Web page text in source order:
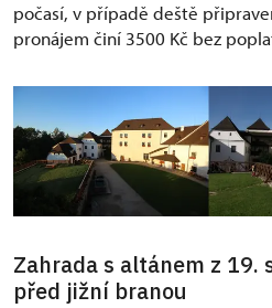
počasí, v případě deště
pronájem činí 3500 Kč bez
Zahrada s altánem z
před jižní branou